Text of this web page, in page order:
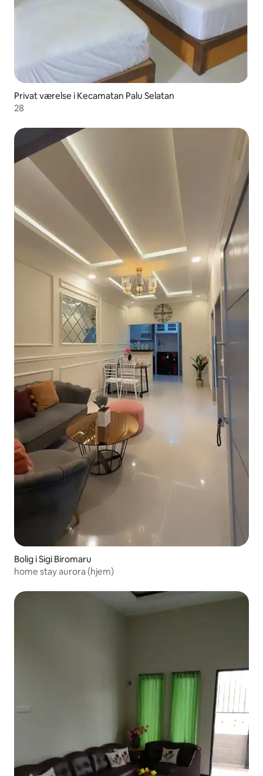
Privat værelse i Kecamatan Palu Selatan
28
Bolig i Sigi Biromaru
home stay aurora (hjem)